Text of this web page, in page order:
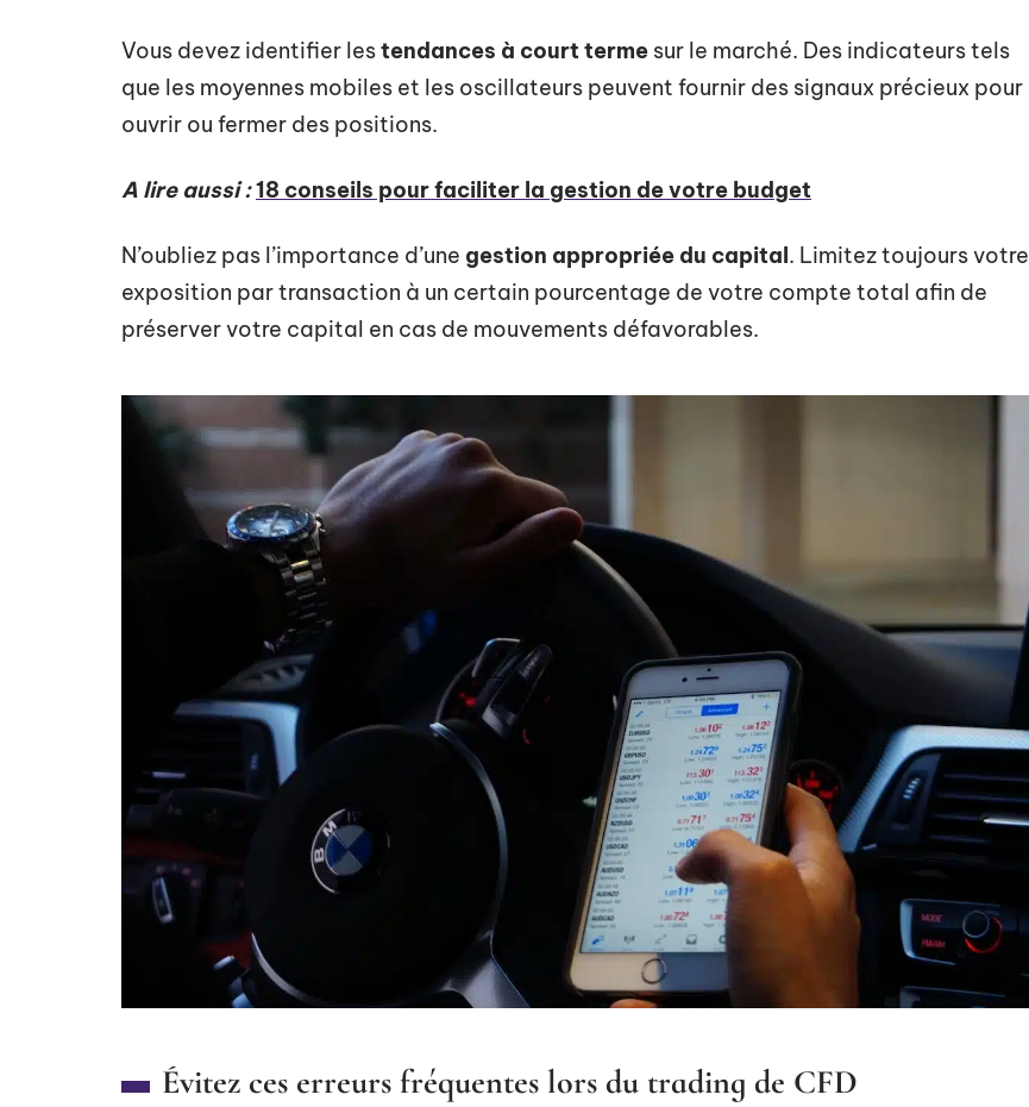
Vous devez identifier lestendances à court terme sur le marché. Des indicateurs tels
que les moyennes mobiles et les oscillateurs peuvent fournir des signaux précieux pour
ouvrir ou fermer des positions.
A lire aussi :18 conseils pour faciliter la gestion de votre budget
N’oubliez pas l’importance d’une gestion appropriée du capital. Limitez toujours votre
exposition par transaction à un certain pourcentage de votre compte total afin de
préserver votre capital en cas de mouvements défavorables.
Évitez ces erreurs fréquentes lors du trading de CFD